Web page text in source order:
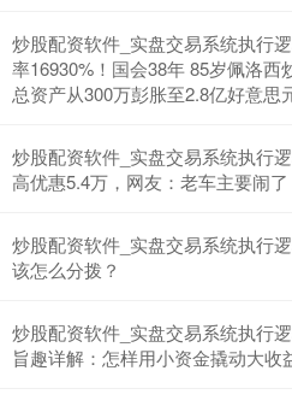
深证成指 14257.39
炒股配资软件_实盘交易系统执行
率16930%！国会38年 85岁佩洛西
总资产从300万彭胀至2.8亿好意思
炒股配资软件_实盘交易系统执行
高优惠5.4万，网友：老车主要闹了
炒股配资软件_实盘交易系统执行
该怎么分拨？
炒股配资软件_实盘交易系统执行
旨趣详解：怎样用小资金撬动大收